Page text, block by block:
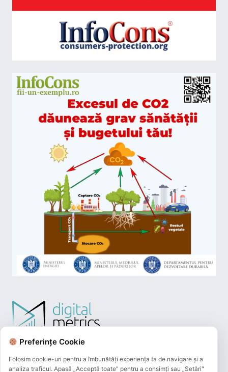
Preferințe Cookie
Folosim cookie-uri pentru a îmbunătăți experiența ta de navigare și a
analiza traficul. Apasă „Acceptă toate" pentru a consimți sau „Setări"